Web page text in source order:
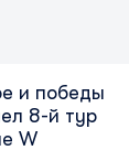
и победы
8-й тур
W